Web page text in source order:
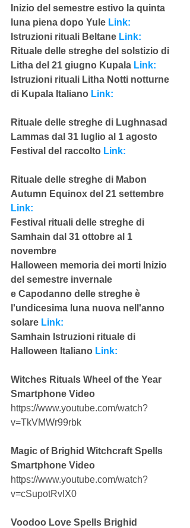
Inizio del semestre estivo la quinta
luna piena dopo Yule Link:
Istruzioni rituali Beltane Link:
Rituale delle streghe del solstizio di
Litha del 21 giugno Kupala Link:
Istruzioni rituali Litha Notti notturne
di Kupala Italiano Link:
Rituale delle streghe di Lughnasad
Lammas dal 31 luglio al 1 agosto
Festival del raccolto Link:
Rituale delle streghe di Mabon
Autumn Equinox del 21 settembre
Link:
Festival rituali delle streghe di
Samhain dal 31 ottobre al 1
novembre
Halloween memoria dei morti Inizio
del semestre invernale
e Capodanno delle streghe è
l'undicesima luna nuova nell'anno
solare Link:
Samhain Istruzioni rituale di
Halloween Italiano Link:
Witches Rituals Wheel of the Year
Smartphone Video
https://www.youtube.com/watch?
v=TkVMWr99rbk
Magic of Brighid Witchcraft Spells
Smartphone Video
https://www.youtube.com/watch?
v=cSupotRvlX0
Voodoo Love Spells Brighid